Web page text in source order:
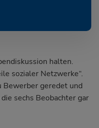
halten.
sozialer Netzwerke“.
Bewerber geredet und
sechs Beobachter gar